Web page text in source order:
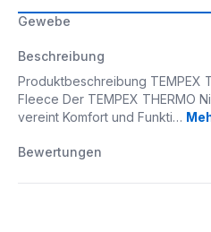
Gewebe
Beschreibung
Produktbeschreibung TEMPEX
Fleece Der TEMPEX THERMO
vereint Komfort und Funkti…
Bewertungen